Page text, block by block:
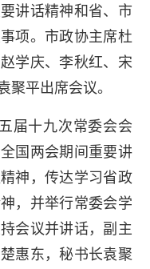
讲话精神和省、市
项。市政协主席杜
学庆、李秋红、宋
聚平出席会议。
届十九次常委会会
国两会期间重要讲
神，传达学习省政
，并举行常委会学
会议并讲话，副主
惠东，秘书长袁聚